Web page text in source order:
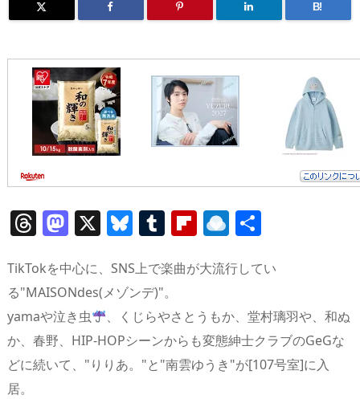
B!
T
re
a
d
s
M
st
o
d
o
n
X Bl
e
sk
y
T
m
bl
r
Fl
b
ar
d
R
n
ro
p.
io
TikTokを中心に、SNS上で楽曲が大流行してい
る"MAISONdes(メゾンデ)"。
yamaや泣き虫
、くじらやさとうもか、堂村璃羽や、和ぬ
か、春野、HIP-HOPシーンからも変態紳士クラブのGeGな
どに続いて、"りりあ。"と"南雲ゆうき"が[107号室]に入
居。